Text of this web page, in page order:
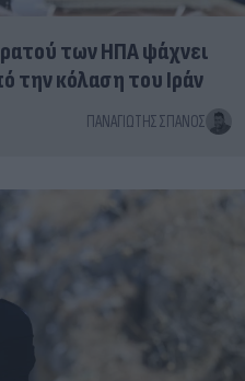
των ΗΠΑ ψάχνει
την κόλαση του Ιράν
ΠΑΝΑΓΙΏΤΗΣ ΣΠΑΝΌΣ